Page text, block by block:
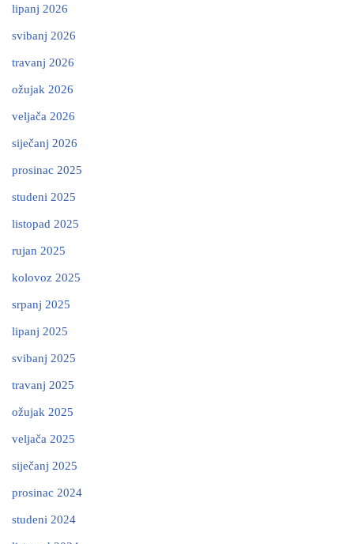
lipanj 2026
svibanj 2026
travanj 2026
ožujak 2026
veljača 2026
siječanj 2026
prosinac 2025
studeni 2025
listopad 2025
rujan 2025
kolovoz 2025
srpanj 2025
lipanj 2025
svibanj 2025
travanj 2025
ožujak 2025
veljača 2025
siječanj 2025
prosinac 2024
studeni 2024